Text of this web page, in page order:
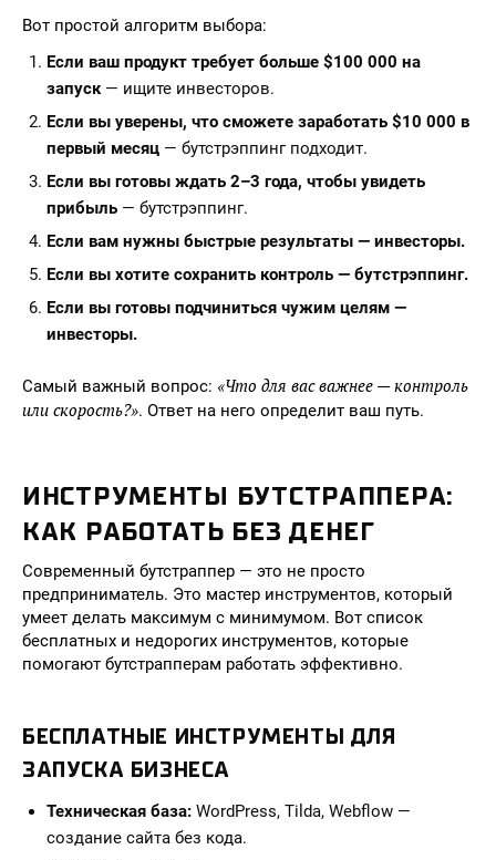
Вот простой алгоритм выбора:
Если ваш продукт требует больше $100 000 на
запуск— ищите инвесторов.
Если вы уверены, что сможете заработать $10 000 в
первый месяц — бутстрэппинг подходит.
Если вы готовы ждать 2–3 года, чтобы увидеть
прибыль — бутстрэппинг.
Если вам нужны быстрые результаты — инвесторы.
Если вы хотите сохранить контроль — бутстрэппинг.
Если вы готовы подчиниться чужим целям —
инвесторы.
Самый важный вопрос: «Что для вас важнее — контроль
или скорость?». Ответ на него определит ваш путь.
ИНСТРУМЕНТЫ БУТСТРАППЕРА:
КАК РАБОТАТЬ БЕЗ ДЕНЕГ
Современный бутстраппер — это не просто
предприниматель. Это мастер инструментов, который
умеет делать максимум с минимумом. Вот список
бесплатных и недорогих инструментов, которые
помогают бутстрапперам работать эффективно.
БЕСПЛАТНЫЕ ИНСТРУМЕНТЫ ДЛЯ
ЗАПУСКА БИЗНЕСА
Техническая база: WordPress, Tilda, Webflow —
создание сайта без кода.